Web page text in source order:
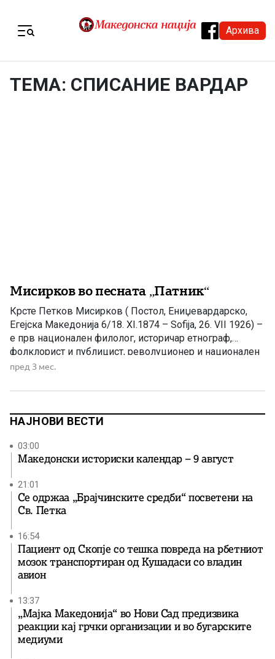
Архива
ТЕМА: СПИСАНИЕ ВАРДАР
Мисирков во песната „Патник“
Крсте Петков Мисирков ( Постол, Ениџевардарско,
Егејска Македонија 6/18. XI.1874 – Sofija, 26. VII 1926) –
е прв национален филолог, историчар етнограф,
фолклорист и публицист, револуционер и национален
деец. Тој е најкомплетниот и најкомплесниот
македонски литературен јазик и правопис, автор на
првото […]
пред 3 мес.
НАЈНОВИ ВЕСТИ
03:00
Македонски историски календар – 9 август
21:01
Се одржаа „Брајчинските средби“ посветени на
Св. Петка
16:54
Пациент од Скопје со тешка повреда на рбетниот
мозок транспортиран од Кушадаси со владин
авион
13:37
„Мајка Македонија“ во Нови Сад предизвика
реакции кај грчки организации и во бугарските
медиуми